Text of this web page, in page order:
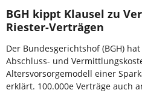
BGH kippt Klausel zu
Riester-Verträgen
Der Bundesgerichtshof (BGH)
Abschluss- und
Altersvorsorgemodell einer
erklärt. 100.000e Verträge auch